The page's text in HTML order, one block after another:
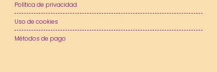
Política de privacidad
Uso de cookies
Métodos de pago